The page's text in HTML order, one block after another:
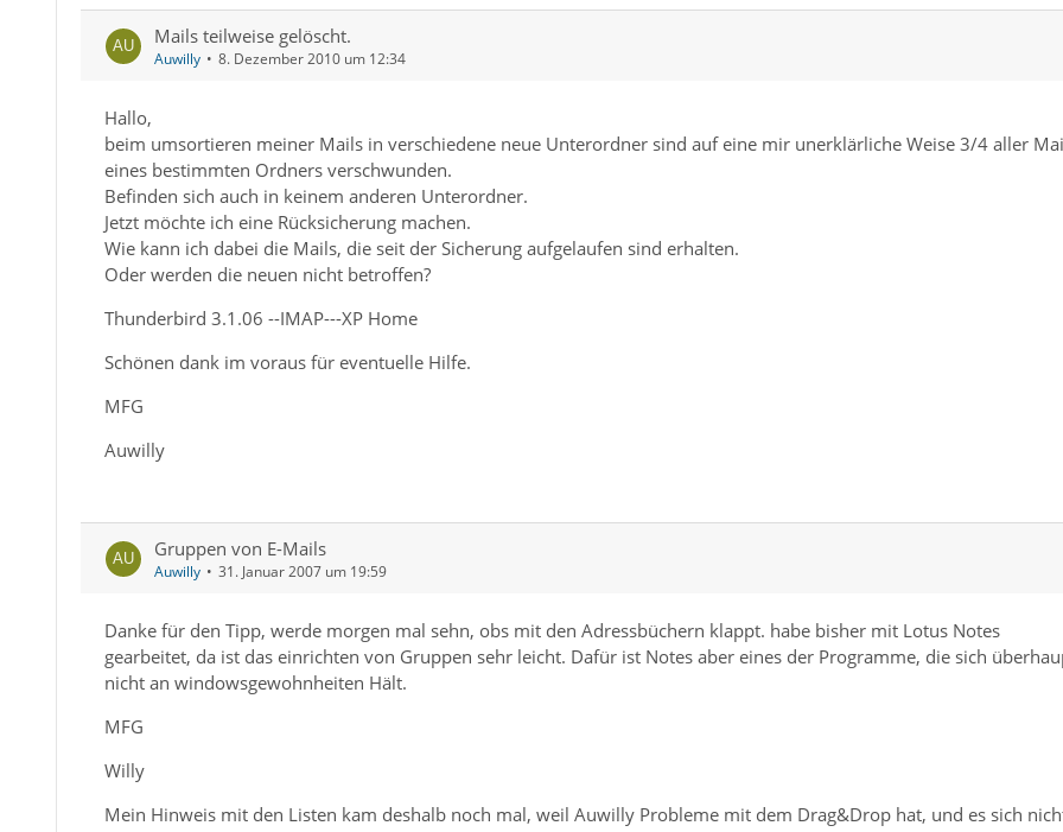
Mails teilweise gelöscht.
Auwilly 8. Dezember 2010 um 12:34
Hallo,
beim umsortieren meiner Mails in verschiedene neue Unterordner sind auf eine mir unerklärliche Weise 3/4 aller
eines bestimmten Ordners verschwunden.
Befinden sich auch in keinem anderen Unterordner.
Jetzt möchte ich eine Rücksicherung machen.
Wie kann ich dabei die Mails, die seit der Sicherung aufgelaufen sind erhalten.
Oder werden die neuen nicht betroffen?
Thunderbird 3.1.06 --IMAP---XP Home
Schönen dank im voraus für eventuelle Hilfe.
MFG
Auwilly
Gruppen von E-Mails
Auwilly 31. Januar 2007 um 19:59
Danke für den Tipp, werde morgen mal sehn, obs mit den Adressbüchern klappt. habe bisher mit Lotus Notes
gearbeitet, da ist das einrichten von Gruppen sehr leicht. Dafür ist Notes aber eines der Programme, die sich
nicht an windowsgewohnheiten Hält.
MFG
Willy
Mein Hinweis mit den Listen kam deshalb noch mal, weil Auwilly Probleme mit dem Drag&Drop hat, und es sich